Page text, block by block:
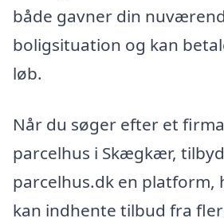
både gavner din
boligsituation og kan
løb.
Når du søger efter et
parcelhus i Skægkær,
parcelhus.dk en platform,
kan indhente tilbud fra